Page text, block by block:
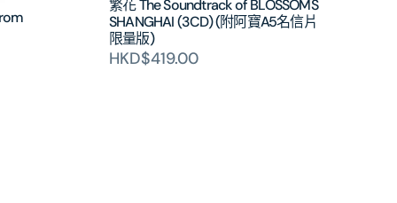
繁花 The Soundtrack of BLOSSOMS
SHANGHAI (3CD) (附阿寶A5名信片
限量版)
HKD$419.00